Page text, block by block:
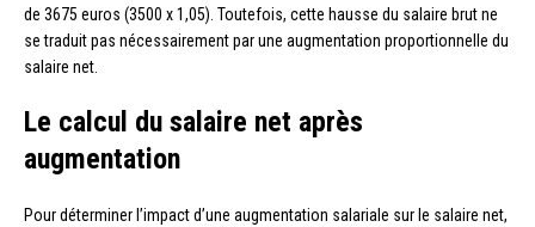
de 3675 euros (3500 x 1,05). Toutefois, cette hausse du salaire brut ne
se traduit pas nécessairement par une augmentation proportionnelle du
salaire net.
Le calcul du salaire net après
augmentation
Pour déterminer l’impact d’une augmentation salariale sur le salaire net,